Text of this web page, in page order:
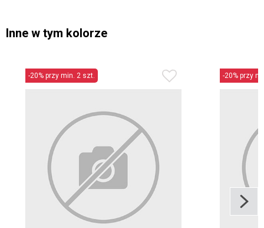
Inne w tym kolorze
-20% przy min. 2 szt. -20% przy